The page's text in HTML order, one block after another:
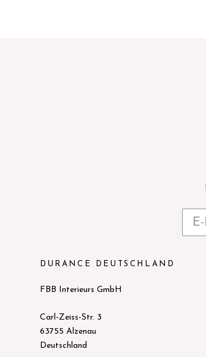
DURANCE DEUTSCHLAND
FBB Interieurs GmbH
Carl-Zeiss-Str. 3
63755 Alzenau
Deutschland